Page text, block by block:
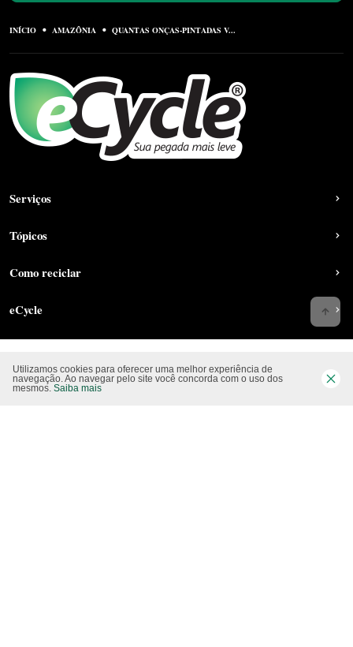
INÍCIO AMAZÔNIA QUANTAS ONÇAS-PINTADAS V...
Serviços
Tópicos
Como reciclar
eCycle
Siga-nos nas rede sociais
Utilizamos cookies para oferecer uma melhor experiência de
navegação. Ao navegar pelo site você concorda com o uso dos
mesmos. Saiba mais